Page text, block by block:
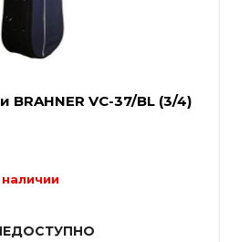
BRAHNER VC-37/BL (3/4)